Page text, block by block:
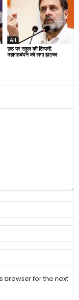
All
छठ पर राहुल की टिप्पणी,
महागठबंधन को लगा झटका
browser for the next